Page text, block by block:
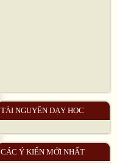
TÀI NGUYÊN DẠY HỌC
CÁC Ý KIẾN MỚI NHẤT